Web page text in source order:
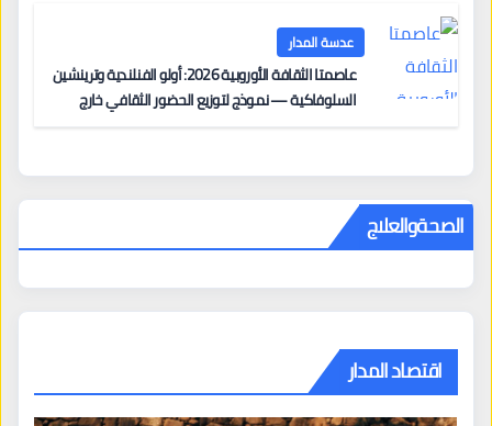
عدسة المدار
عاصمتا الثقافة الأوروبية 2026: أولو الفنلندية وترينشين
السلوفاكية — نموذج لتوزيع الحضور الثقافي خارج
الصحةوالعلاج
اقتصاد المدار